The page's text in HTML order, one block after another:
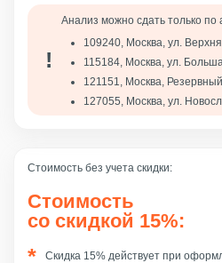
Стоимость без учета скидки:
Стоимость
со скидкой 15%:
Скидка 15% действует при
Анализ можно сдать только по
109240, Москва, ул.
115184, Москва, ул.
121151, Москва,
127055, Москва, ул.